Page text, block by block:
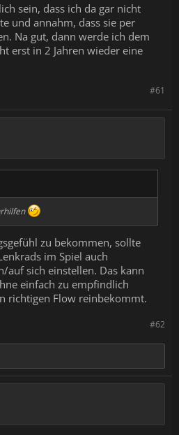
sein, dass ich da gar nicht
und annahm, dass sie per
Na gut, dann werde ich dem
erst in 2 Jahren wieder eine
#61
zu bekommen, sollte
im Spiel auch
auf sich einstellen. Das kann
einfach zu empfindlich
richtigen Flow reinbekommt.
#62